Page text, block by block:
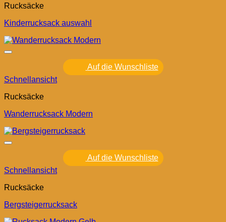
Rucksäcke
Kinderrucksack auswahl
Auf die Wunschliste
Schnellansicht
Rucksäcke
Wanderrucksack Modern
Auf die Wunschliste
Schnellansicht
Rucksäcke
Bergsteigerrucksack